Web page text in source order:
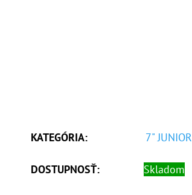
KATEGÓRIA: 7" JUNIOR
DOSTUPNOSŤ: Skladom